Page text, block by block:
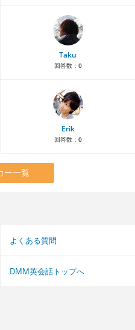
Taku
回答数： 0
Erik
回答数： 0
ー一覧
よくある質問
DMM英会話トップへ